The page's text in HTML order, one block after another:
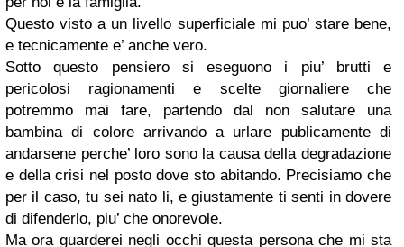
Questo visto a un livello superficiale mi puo’ stare bene,
e tecnicamente e’ anche vero.
Sotto questo pensiero si eseguono i piu’ brutti e
pericolosi ragionamenti e scelte giornaliere che
potremmo mai fare, partendo dal non salutare una
bambina di colore arrivando a urlare publicamente di
andarsene perche’ loro sono la causa della degradazione
e della crisi nel posto dove sto abitando. Precisiamo che
per il caso, tu sei nato li, e giustamente ti senti in dovere
di difenderlo, piu’ che onorevole.
Ma ora guarderei negli occhi questa persona che mi sta